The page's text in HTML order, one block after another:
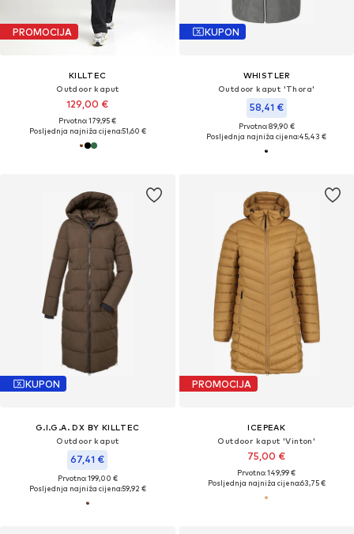
PROMOCIJA
KILLTEC
Outdoor kaput
129,00 €
Prvotno: 179,95 €
Posljednja najniža cijena:51,60 €
KUPON
WHISTLER
Outdoor kaput 'Thora'
58,41 €
Prvotno: 89,90 €
Posljednja najniža cijena:45,43 €
KUPON
G.I.G.A. DX BY KILLTEC
Outdoor kaput
67,41 €
Prvotno: 199,00 €
Posljednja najniža cijena:59,92 €
PROMOCIJA
ICEPEAK
Outdoor kaput 'Vinton'
75,00 €
Prvotno: 149,99 €
Posljednja najniža cijena:63,75 €